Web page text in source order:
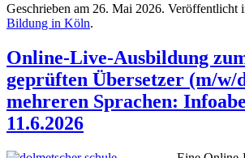
Geschrieben am 26. Mai 2026. Veröffentlicht
Bildung in Köln.
Online-Live-Ausbildung
geprüften Übersetzer (m/w/
mehreren Sprachen:
11.6.2026